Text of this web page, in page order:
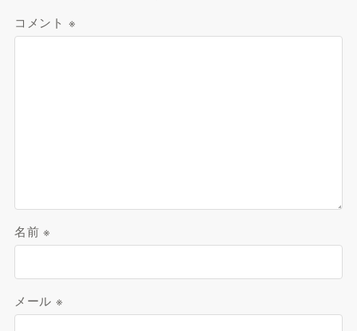
コメント ※
名前※
メール ※